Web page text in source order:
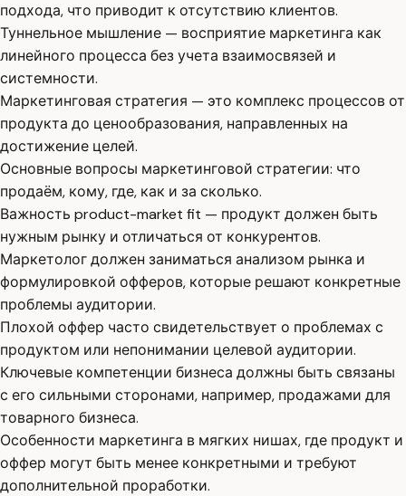
подхода, что приводит к отсутствию клиентов.
Туннельное мышление — восприятие маркетинга как
линейного процесса без учета взаимосвязей и
системности.
Маркетинговая стратегия — это комплекс процессов от
продукта до ценообразования, направленных на
достижение целей.
Основные вопросы маркетинговой стратегии: что
продаём, кому, где, как и за сколько.
Важность product-market fit — продукт должен быть
нужным рынку и отличаться от конкурентов.
Маркетолог должен заниматься анализом рынка и
формулировкой офферов, которые решают конкретные
проблемы аудитории.
Плохой оффер часто свидетельствует о проблемах с
продуктом или непонимании целевой аудитории.
Ключевые компетенции бизнеса должны быть связаны
с его сильными сторонами, например, продажами для
товарного бизнеса.
Особенности маркетинга в мягких нишах, где продукт и
оффер могут быть менее конкретными и требуют
дополнительной проработки.